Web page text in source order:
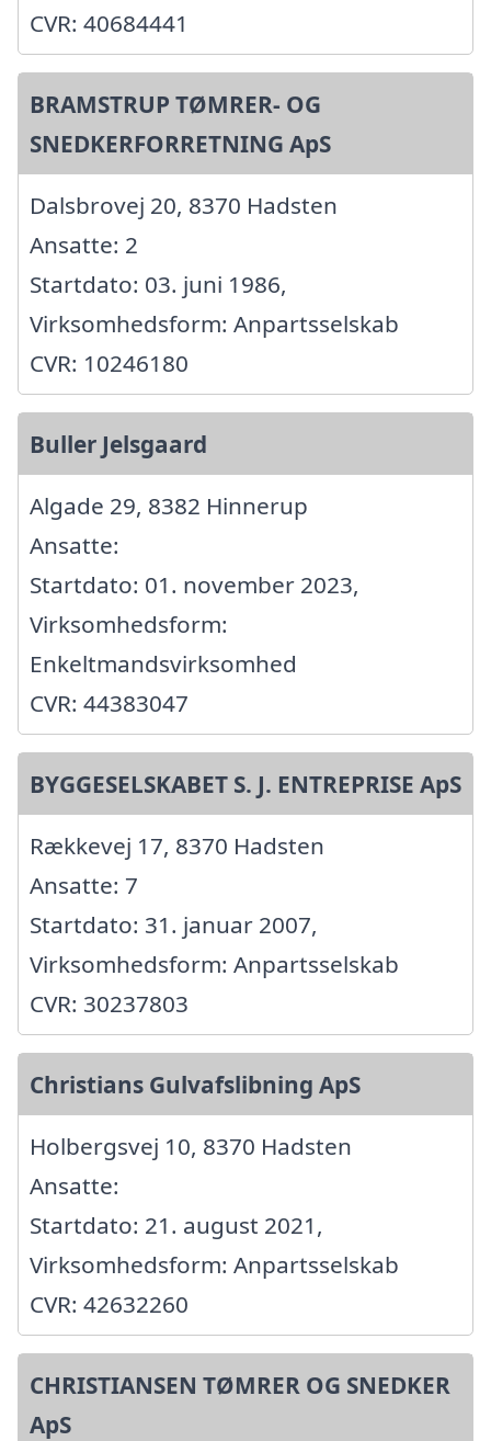
CVR: 40684441
BRAMSTRUP TØMRER- OG
SNEDKERFORRETNING ApS
Dalsbrovej 20, 8370 Hadsten
Ansatte: 2
Startdato: 03. juni 1986,
Virksomhedsform: Anpartsselskab
CVR: 10246180
Buller Jelsgaard
Algade 29, 8382 Hinnerup
Ansatte:
Startdato: 01. november 2023,
Virksomhedsform:
Enkeltmandsvirksomhed
CVR: 44383047
BYGGESELSKABET S. J. ENTREPRISE ApS
Rækkevej 17, 8370 Hadsten
Ansatte: 7
Startdato: 31. januar 2007,
Virksomhedsform: Anpartsselskab
CVR: 30237803
Christians Gulvafslibning ApS
Holbergsvej 10, 8370 Hadsten
Ansatte:
Startdato: 21. august 2021,
Virksomhedsform: Anpartsselskab
CVR: 42632260
CHRISTIANSEN TØMRER OG SNEDKER
ApS